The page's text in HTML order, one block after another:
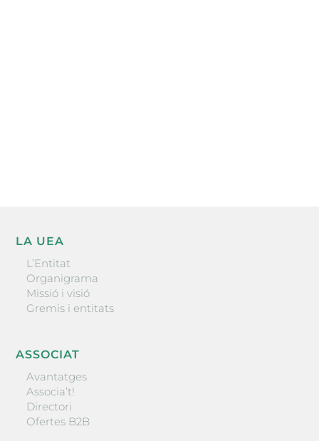
LA UEA
L’Entitat
Organigrama
Missió i visió
Gremis i entitats
ASSOCIAT
Avantatges
Associa’t!
Directori
Ofertes B2B